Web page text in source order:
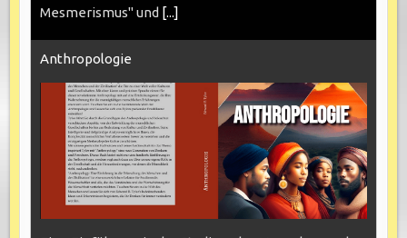
Mesmerismus" und [...]
Anthropologie